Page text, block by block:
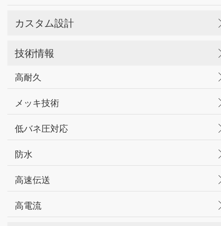
カスタム設計
技術情報
高耐久
メッキ技術
低バネ圧対応
防水
高速伝送
高電流